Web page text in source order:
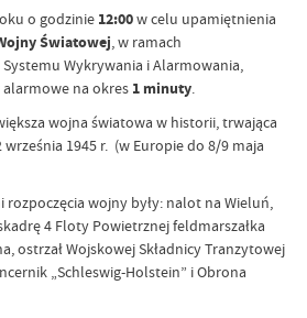
o godzinie 12:00w celu upamiętnienia
Światowej, w ramach
Wykrywania i Alarmowania,
alarmowe na okres 1 minuty.
wojna światowa w historii, trwająca
września 1945 r. (w Europie do 8/9 maja
wojny były: nalot na Wieluń,
4 Floty Powietrznej feldmarszałka
ostrzał Wojskowej Składnicy Tranzytowej
„Schleswig-Holstein” i Obrona